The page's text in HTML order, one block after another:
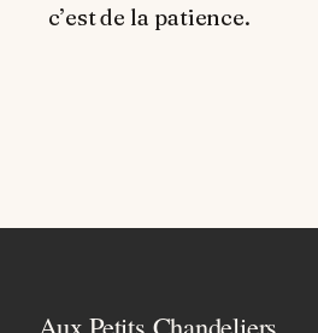
c’est de la patience.